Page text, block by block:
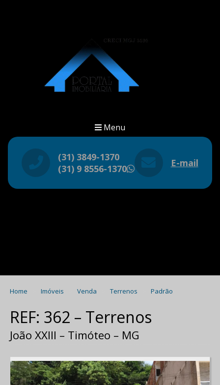
Menu
(31) 3849-1370
(31) 9 8556-1370
WhatsApp
E-mail
Home Imóveis Venda Terrenos Padrão
REF: 362 – Terrenos
João XXIII – Timóteo – MG